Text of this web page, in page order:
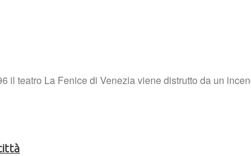
il teatro La Fenice di Venezia viene distrutto da un